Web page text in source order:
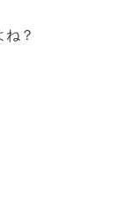
ね？